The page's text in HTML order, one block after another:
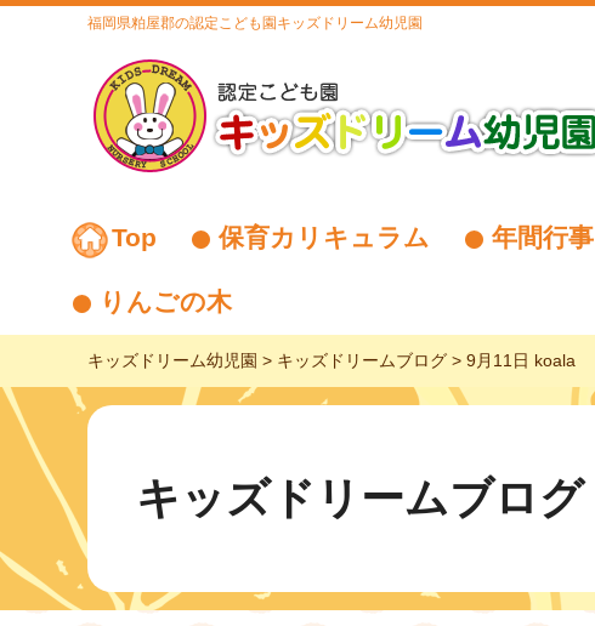
福岡県粕屋郡の認定こども園キッズドリーム幼児園
Top 保育カリキュラム 年間行事
りんごの木
キッズドリーム幼児園 > キッズドリームブログ > 9月11日 koala
キッズドリームブログ